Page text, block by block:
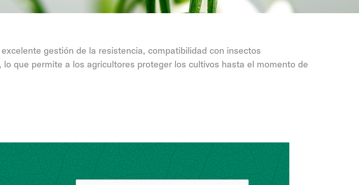
gestión de la resistencia, compatibilidad con insectos
que permite a los agricultores proteger los cultivos hasta el momento de